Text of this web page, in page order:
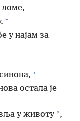
+
у најам за
+
остала је
у животу *,